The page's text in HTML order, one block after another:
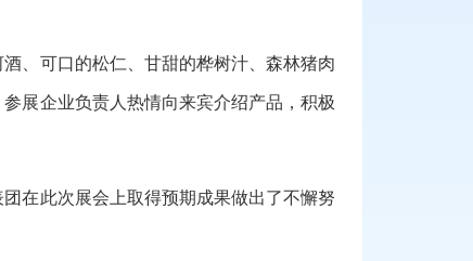
、可口的松仁、甘甜的桦树汁、森林猪肉
展企业负责人热情向来宾介绍产品，积极
在此次展会上取得预期成果做出了不懈努